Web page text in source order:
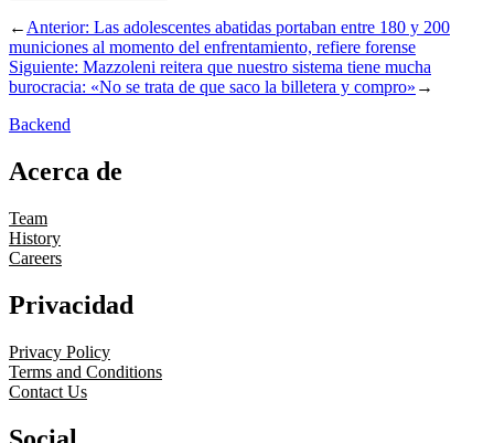
←Anterior: Las adolescentes abatidas portaban entre 180 y 200
municiones al momento del enfrentamiento, refiere forense
Siguiente: Mazzoleni reitera que nuestro sistema tiene mucha
burocracia: «No se trata de que saco la billetera y compro» →
Backend
Acerca de
Team
History
Careers
Privacidad
Privacy Policy
Terms and Conditions
Contact Us